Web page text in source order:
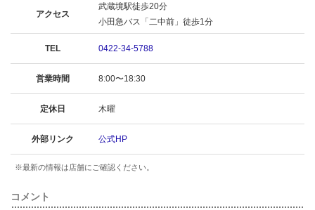
アクセス
武蔵境駅徒歩20分
小田急バス「二中前」徒歩1分
TEL 0422-34-5788
営業時間 8:00〜18:30
定休日 木曜
外部リンク 公式HP
※最新の情報は店舗にご確認ください。
コメント